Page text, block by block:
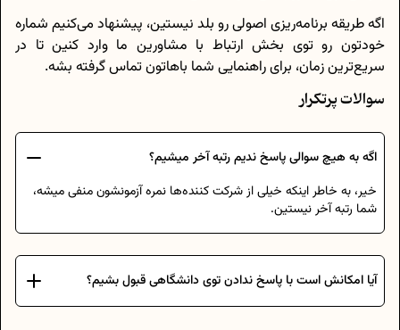
اگه طریقه برنامه‌ریزی اصولی رو بلد نیستین، پیشنهاد می‌کنیم شماره
خودتون رو توی بخش ارتباط با مشاورین ما وارد کنین تا در
سریع‌ترین زمان، برای راهنمایی شما باهاتون تماس گرفته بشه.
سوالات پرتکرار
اگه به هیچ سوالی پاسخ ندیم رتبه آخر میشیم؟
خیر، به خاطر اینکه خیلی از شرکت کننده‌ها نمره آزمونشون منفی میشه،
شما رتبه آخر نیستین.
آیا امکانش است با پاسخ ندادن توی دانشگاهی قبول بشیم؟